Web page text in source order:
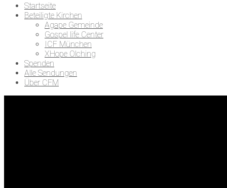
Startseite
Beteiligte Kirchen
Agape Gemeinde
Gospel life Center
ICF München
XHope Olching
Spenden
Alle Sendungen
Über CFM